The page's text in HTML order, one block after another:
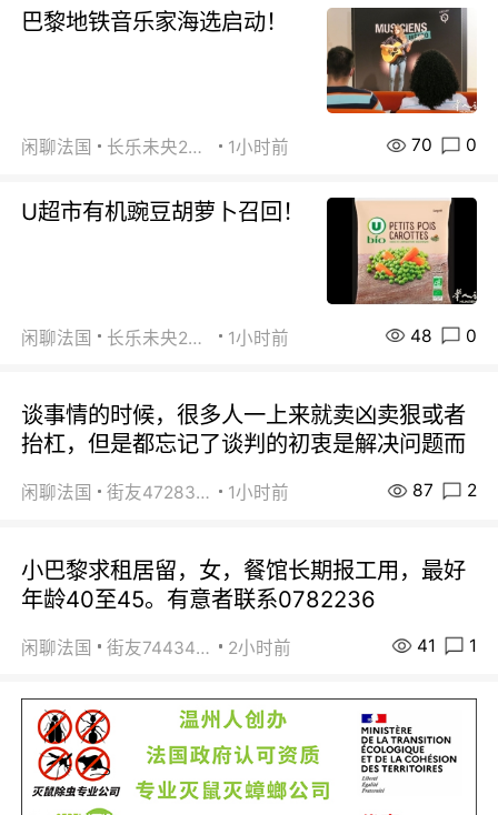
巴黎地铁音乐家海选启动！
闲聊法国 长乐未央2015 1小时前 70 0
U超市有机豌豆胡萝卜召回！
闲聊法国 长乐未央2015 1小时前 48 0
谈事情的时候，很多人一上来就卖凶卖狠或者
抬杠，但是都忘记了谈判的初衷是解决问题而
闲聊法国 街友472838572 1小时前 87 2
小巴黎求租居留，女，餐馆长期报工用，最好
年龄40至45。有意者联系0782236
闲聊法国 街友74434350 2小时前 41 1